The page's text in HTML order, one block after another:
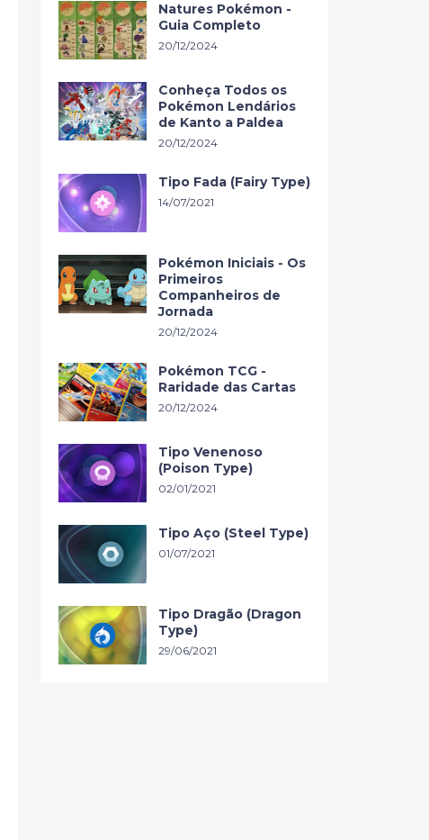
Natures Pokémon -
Guia Completo
20/12/2024
Conheça Todos os
Pokémon Lendários
de Kanto a Paldea
20/12/2024
Tipo Fada (Fairy Type)
14/07/2021
Pokémon Iniciais - Os
Primeiros
Companheiros de
Jornada
20/12/2024
Pokémon TCG -
Raridade das Cartas
20/12/2024
Tipo Venenoso
(Poison Type)
02/01/2021
Tipo Aço (Steel Type)
01/07/2021
Tipo Dragão (Dragon
Type)
29/06/2021